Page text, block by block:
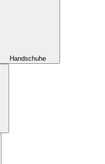
Handschuhe